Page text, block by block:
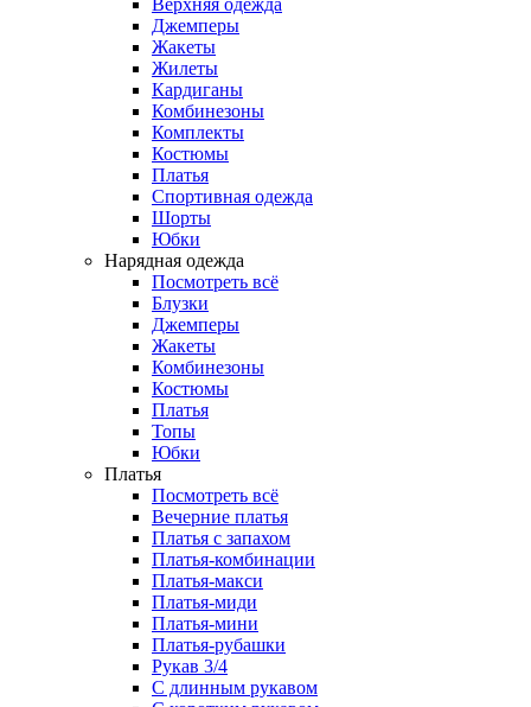
Джемперы
Жакеты
Жилеты
Кардиганы
Комбинезоны
Комплекты
Костюмы
Платья
Спортивная одежда
Шорты
Юбки
Нарядная одежда
Посмотреть всё
Блузки
Джемперы
Жакеты
Комбинезоны
Костюмы
Платья
Топы
Юбки
Платья
Посмотреть всё
Вечерние платья
Платья с запахом
Платья-комбинации
Платья-макси
Платья-миди
Платья-мини
Платья-рубашки
Рукав 3/4
С длинным рукавом